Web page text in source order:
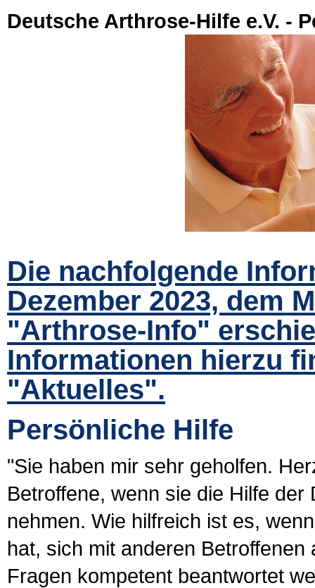
Deutsche Arthrose-Hilfe e.V. -
Die nachfolgende
Dezember 2023, dem
"Arthrose-Info"
Informationen hierzu
"Aktuelles".
Persönliche Hilfe
"Sie haben mir sehr geholfen.
Betroffene, wenn sie die Hilfe
nehmen. Wie hilfreich ist es,
hat, sich mit anderen
Fragen kompetent beantwortet